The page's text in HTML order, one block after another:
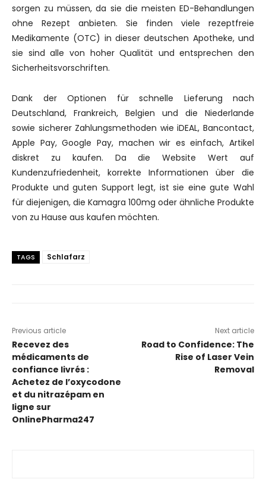
sorgen zu müssen, da sie die meisten ED-Behandlungen
ohne Rezept anbieten. Sie finden viele rezeptfreie
Medikamente (OTC) in dieser deutschen Apotheke, und
sie sind alle von hoher Qualität und entsprechen den
Sicherheitsvorschriften.
Dank der Optionen für schnelle Lieferung nach
Deutschland, Frankreich, Belgien und die Niederlande
sowie sicherer Zahlungsmethoden wie iDEAL, Bancontact,
Apple Pay, Google Pay, machen wir es einfach, Artikel
diskret zu kaufen. Da die Website Wert auf
Kundenzufriedenheit, korrekte Informationen über die
Produkte und guten Support legt, ist sie eine gute Wahl
für diejenigen, die Kamagra 100mg oder ähnliche Produkte
von zu Hause aus kaufen möchten.
TAGS Schlafarz
Previous article
Recevez des
médicaments de
confiance livrés :
Achetez de l’oxycodone
et du nitrazépam en
ligne sur
OnlinePharma247
Next article
Road to Confidence: The
Rise of Laser Vein
Removal